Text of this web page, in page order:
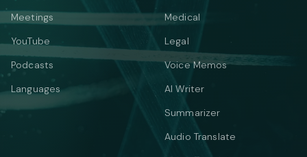
Meetings
YouTube
Podcasts
Languages
Medical
Legal
Voice Memos
AI Writer
Summarizer
Audio Translate